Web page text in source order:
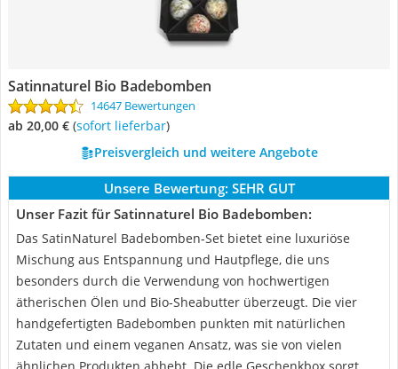
Satinnaturel Bio Badebomben
14647 Bewertungen
ab 20,00 € ( Sofort lieferbar)
Preisvergleich und weitere Angebote
Unsere Bewertung: SEHR GUT
Unser Fazit für Satinnaturel Bio Badebomben:
Das SatinNaturel Badebomben-Set bietet eine luxuriöse
Mischung aus Entspannung und Hautpflege, die uns
besonders durch die Verwendung von hochwertigen
ätherischen Ölen und Bio-Sheabutter überzeugt. Die vier
handgefertigten Badebomben punkten mit natürlichen
Zutaten und einem veganen Ansatz, was sie von vielen